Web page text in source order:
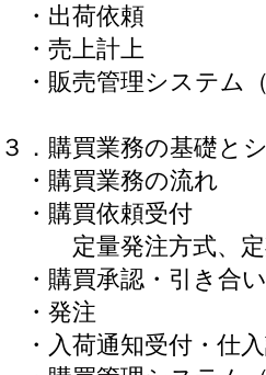
・出荷依頼
・売上計上
・販売管理システム
３．購買業務の基礎と
・購買業務の流れ
・購買依頼受付
定量発注方式、定
・購買承認・引き合
・発注
・入荷通知受付・仕